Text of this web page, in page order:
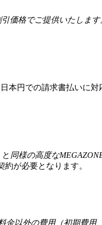
価格でご提供いたします
本円での請求書払いに
同様の高度な
が必要となります。
金以外の費用（初期費用